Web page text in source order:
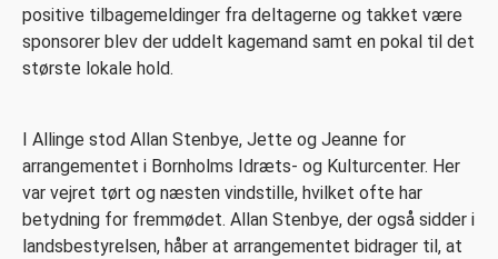
positive tilbagemeldinger fra deltagerne og takket være
sponsorer blev der uddelt kagemand samt en pokal til det
største lokale hold.
I Allinge stod Allan Stenbye, Jette og Jeanne for
arrangementet i Bornholms Idræts- og Kulturcenter. Her
var vejret tørt og næsten vindstille, hvilket ofte har
betydning for fremmødet. Allan Stenbye, der også sidder i
landsbestyrelsen, håber at arrangementet bidrager til, at